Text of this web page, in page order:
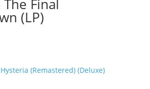
Final
(LP)